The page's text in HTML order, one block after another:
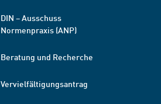
DIN – Ausschuss
Normenpraxis (ANP)
Beratung und Recherche
Vervielfältigungsantrag